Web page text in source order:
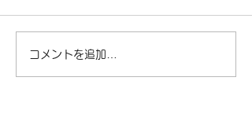
【STEAM DAY】作って
コメントを追加…